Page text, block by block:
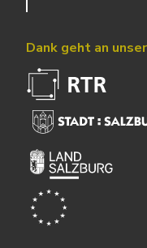
Dank geht an